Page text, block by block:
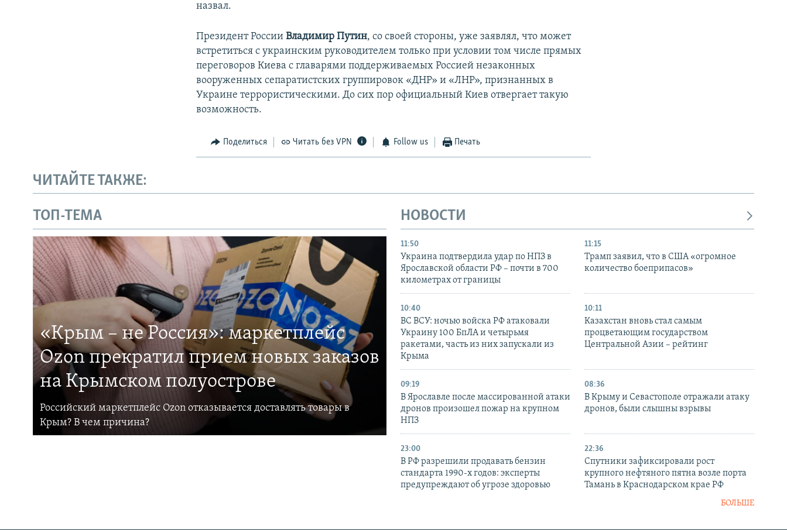
назвал.
Президент РоссииВладимир Путин, со своей стороны, уже заявлял, что может
встретиться с украинским руководителем только при условии том числе прямых
переговоров Киева с главарями поддерживаемых Россией незаконных
вооруженных сепаратистских группировок «ДНР» и «ЛНР», признанных в
Украине террористическими. До сих пор официальный Киев отвергает такую
возможность.
Поделиться Читать без VPN Follow us Печать
ЧИТАЙТЕ ТАКЖЕ:
ТОП-ТЕМА
«Крым – не Россия»: маркетплейс
Ozon прекратил прием новых заказов
на Крымском полуострове
Российский маркетплейс Ozon отказывается доставлять товары в
Крым? В чем причина?
НОВОСТИ
11:50
Украина подтвердила удар по НПЗ в
Ярославской области РФ – почти в 700
километрах от границы
11:15
Трамп заявил, что в США «огромное
количество боеприпасов»
10:40
ВС ВСУ: ночью войска РФ атаковали
Украину 100 БпЛА и четырьмя
ракетами, часть из них запускали из
Крыма
10:11
Казахстан вновь стал самым
процветающим государством
Центральной Азии – рейтинг
09:19
В Ярославле после массированной атаки
дронов произошел пожар на крупном
НПЗ
08:36
В Крыму и Севастополе отражали атаку
дронов, были слышны взрывы
23:00
В РФ разрешили продавать бензин
стандарта 1990-х годов: эксперты
предупреждают об угрозе здоровью
22:36
Спутники зафиксировали рост
крупного нефтяного пятна возле порта
Тамань в Краснодарском крае РФ
БОЛЬШЕ